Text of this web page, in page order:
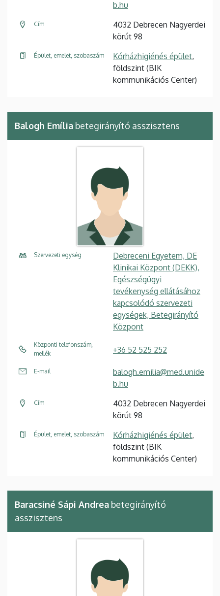
b.hu
Cím
4032 Debrecen Nagyerdei
körút 98
Épület, emelet, szobaszám Kórházhigiénés épület,
földszint (BIK
kommunikációs Center)
Balogh Emília betegirányító asszisztens
Szervezeti egység
Debreceni Egyetem, DE
Klinikai Központ (DEKK),
Egészségügyi
tevékenység ellátásához
kapcsolódó szervezeti
egységek, Betegirányító
Központ
Központi telefonszám,
mellék
+36 52 525 252
E-mail
balogh.emilia@med.unide
b.hu
Cím
4032 Debrecen Nagyerdei
körút 98
Épület, emelet, szobaszám Kórházhigiénés épület,
földszint (BIK
kommunikációs Center)
Baracsiné Sápi Andrea betegirányító
asszisztens